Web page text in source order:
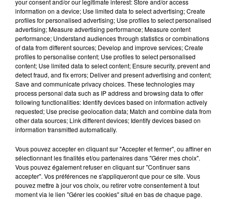
podcasts/2024/02/20240221-ANNIVERSAIRES.mp3
information on a device; Use limited data to select advertising; Create
profiles for personalised advertising; Use profiles to select personalised
advertising; Measure advertising performance; Measure content
performance; Understand audiences through statistics or combinations
of data from different sources; Develop and improve services; Create
profiles to personalise content; Use profiles to select personalised
content; Use limited data to select content; Ensure security, prevent and
detect fraud, and fix errors; Deliver and present advertising and content;
Save and communicate privacy choices. These technologies may
process personal data such as IP address and browsing data to offer
following functionalities: Identify devices based on information actively
requested; Use precise geolocation data; Match and combine data from
other data sources; Link different devices; Identify devices based on
information transmitted automatically.
Vous pouvez accepter en cliquant sur "Accepter et fermer", ou affiner en
sélectionnant les finalités et/ou partenaires dans "Gérer mes choix".
Vous pouvez également refuser en cliquant sur "Continuer sans
accepter". Vos préférences ne s'appliqueront que pour ce site. Vous
pouvez mettre à jour vos choix, ou retirer votre consentement à tout
moment via le lien "Gérer les cookies" situé en bas de chaque page.